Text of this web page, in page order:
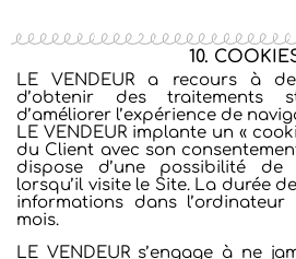
10.
LE VENDEUR a recours à
d’obtenir des traitements
d’améliorer l’expérience de
LE VENDEUR implante un «
du Client avec son
dispose d’une possibilité de
lorsqu’il visite le Site. La durée
informations dans
mois.
LE VENDEUR s’engage à ne